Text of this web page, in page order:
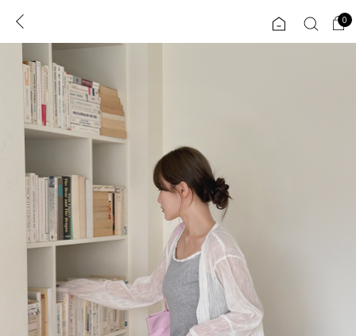
로그인 0
콘텐츠 리뷰 & 혜택
CATEGORY
도착보장⚡
인플루언서 pick!
베스트
ALL
익스클루시브
아우터
티셔츠
0